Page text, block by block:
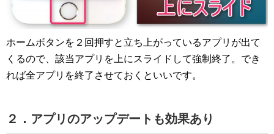
ホームボタンを２回押すと立ち上がっているアプリが出て
くるので、該当アプリを上にスライドして強制終了。でき
れば全アプリを終了させておくといいです。
２．アプリのアップデートも効果あり